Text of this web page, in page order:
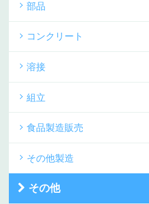
部品
コンクリート
溶接
組立
食品製造販売
その他製造
その他